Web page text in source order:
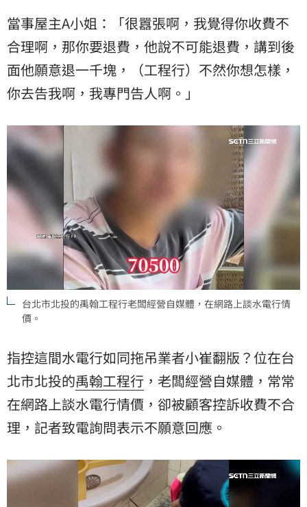
當事屋主A小姐：「很囂張啊，我覺得你收費不
合理啊，那你要退費，他說不可能退費，講到後
面他願意退一千塊，（工程行）不然你想怎樣，
你去告我啊，我專門告人啊。」
台北市北投的禹翰工程行老闆經營自媒體，在網路上談水電行情
價。
指控這間水電行如同拖吊業者小崔翻版？位在台
北市北投的禹翰工程行 ，老闆經營自媒體，常常
在網路上談水電行情價，卻被顧客控訴收費不合
理，記者致電詢問表示不願意回應。